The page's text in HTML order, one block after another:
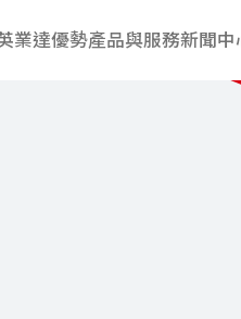
業達優勢產品與服務新聞中